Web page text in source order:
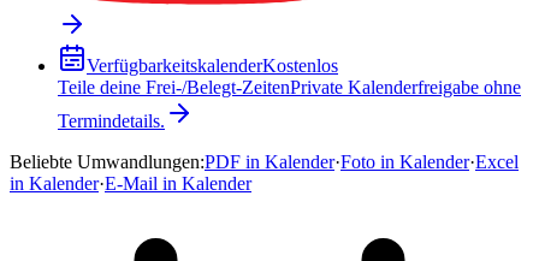
VerfügbarkeitskalenderKostenlos
Teile deine Frei-/Belegt-ZeitenPrivate Kalenderfreigabe ohne
Termindetails.
Beliebte Umwandlungen:PDF in Kalender·Foto in Kalender·Excel
in Kalender·E-Mail in Kalender